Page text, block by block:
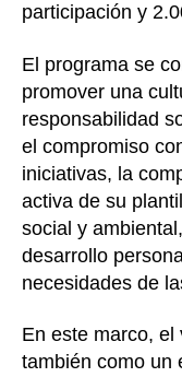
participación y
El programa se
promover una
responsabilidad
el compromiso
iniciativas, la
activa de su
social y
desarrollo
necesidades de
En este marco,
también como un